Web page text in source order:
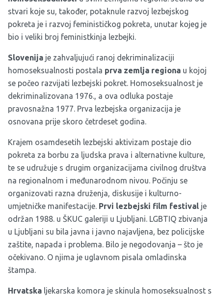
stvari koje su, također, potaknule razvoj lezbejskog
pokreta je i razvoj feminističkog pokreta, unutar kojeg je
bio i veliki broj feministkinja lezbejki.
Slovenija je zahvaljujući ranoj dekriminalizaciji
homoseksualnosti postala prva zemlja regiona u kojoj
se počeo razvijati lezbejski pokret. Homoseksualnost je
dekriminalizovana 1976., a ova odluka postaje
pravosnažna 1977. Prva lezbejska organizacija je
osnovana prije skoro četrdeset godina.
Krajem osamdesetih lezbejski aktivizam postaje dio
pokreta za borbu za ljudska prava i alternativne kulture,
te se udružuje s drugim organizacijama civilnog društva
na regionalnom i međunarodnom nivou. Počinju se
organizovati razna druženja, diskusije i kulturno-
umjetničke manifestacije. Prvi lezbejski film festival je
održan 1988. u ŠKUC galeriji u Ljubljani. LGBTIQ zbivanja
u Ljubljani su bila javna i javno najavljena, bez policijske
zaštite, napada i problema. Bilo je negodovanja – što je
očekivano. O njima je uglavnom pisala omladinska
štampa.
Hrvatska ljekarska komora je skinula homoseksualnost s